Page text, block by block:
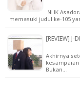
NHK
memasuki judul ke-105
[REVIEW] J-
Akhirnya
Bukan…